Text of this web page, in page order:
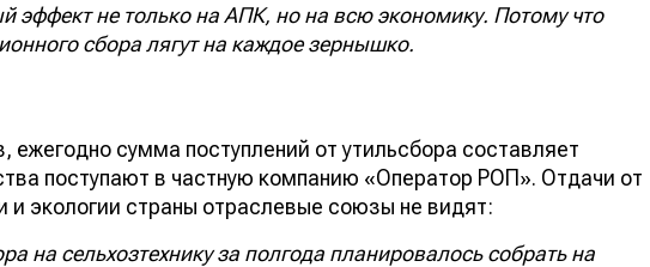
эффект не только на АПК, но на всю экономику. Потому что
сбора лягут на каждое зернышко.
сумма поступлений от утильсбора составляет
поступают в частную компанию «Оператор РОП». Отдачи от
и экологии страны отраслевые союзы не видят:
на сельхозтехнику за полгода планировалось собрать на